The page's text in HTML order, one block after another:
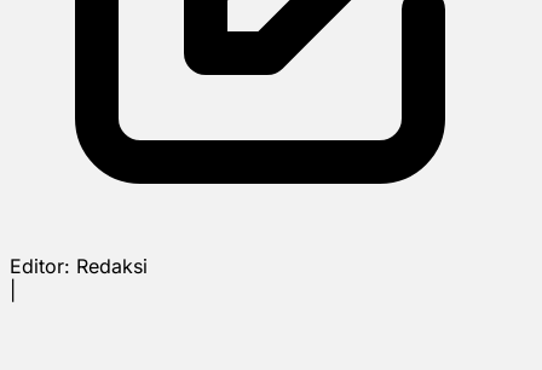
Editor: Redaksi